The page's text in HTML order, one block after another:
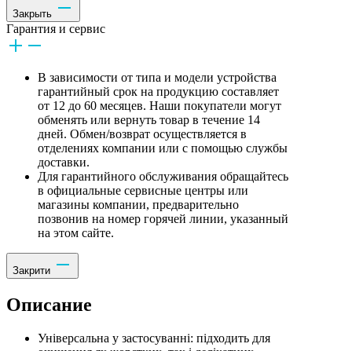
Закрыть
Гарантия и сервис
В зависимости от типа и модели устройства
гарантийный срок на продукцию составляет
от 12 до 60 месяцев. Наши покупатели могут
обменять или вернуть товар в течение 14
дней. Обмен/возврат осуществляется в
отделениях компании или с помощью службы
доставки.
Для гарантийного обслуживания обращайтесь
в официальные сервисные центры или
магазины компании, предварительно
позвонив на номер горячей линии, указанный
на этом сайте.
Закрити
Описание
Універсальна у застосуванні: підходить для